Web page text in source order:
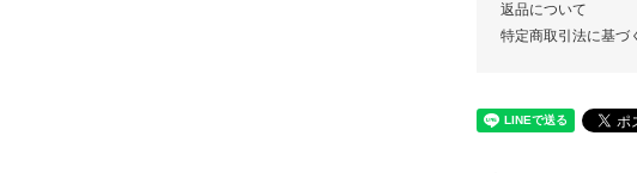
返品について
特定商取引法に基づ